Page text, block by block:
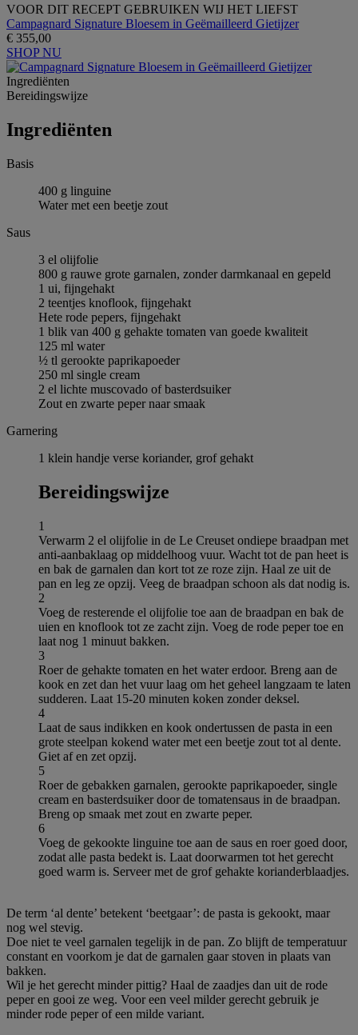
VOOR DIT RECEPT GEBRUIKEN WIJ HET LIEFST
Campagnard Signature Bloesem in Geëmailleerd Gietijzer
€ 355,00
SHOP NU
Ingrediёnten
Bereidingswijze
Ingrediёnten
Basis
400 g linguine
Water met een beetje zout
Saus
3 el olijfolie
800 g rauwe grote garnalen, zonder darmkanaal en gepeld
1 ui, fijngehakt
2 teentjes knoflook, fijngehakt
Hete rode pepers, fijngehakt
1 blik van 400 g gehakte tomaten van goede kwaliteit
125 ml water
½ tl gerookte paprikapoeder
250 ml single cream
2 el lichte muscovado of basterdsuiker
Zout en zwarte peper naar smaak
Garnering
1 klein handje verse koriander, grof gehakt
Bereidingswijze
1
Verwarm 2 el olijfolie in de Le Creuset ondiepe braadpan met
anti-aanbaklaag op middelhoog vuur. Wacht tot de pan heet is
en bak de garnalen dan kort tot ze roze zijn. Haal ze uit de
pan en leg ze opzij. Veeg de braadpan schoon als dat nodig is.
2
Voeg de resterende el olijfolie toe aan de braadpan en bak de
uien en knoflook tot ze zacht zijn. Voeg de rode peper toe en
laat nog 1 minuut bakken.
3
Roer de gehakte tomaten en het water erdoor. Breng aan de
kook en zet dan het vuur laag om het geheel langzaam te laten
sudderen. Laat 15-20 minuten koken zonder deksel.
4
Laat de saus indikken en kook ondertussen de pasta in een
grote steelpan kokend water met een beetje zout tot al dente.
Giet af en zet opzij.
5
Roer de gebakken garnalen, gerookte paprikapoeder, single
cream en basterdsuiker door de tomatensaus in de braadpan.
Breng op smaak met zout en zwarte peper.
6
Voeg de gekookte linguine toe aan de saus en roer goed door,
zodat alle pasta bedekt is. Laat doorwarmen tot het gerecht
goed warm is. Serveer met de grof gehakte korianderblaadjes.
De term ‘al dente’ betekent ‘beetgaar’: de pasta is gekookt, maar
nog wel stevig.
Doe niet te veel garnalen tegelijk in de pan. Zo blijft de temperatuur
constant en voorkom je dat de garnalen gaar stoven in plaats van
bakken.
Wil je het gerecht minder pittig? Haal de zaadjes dan uit de rode
peper en gooi ze weg. Voor een veel milder gerecht gebruik je
minder rode peper of een milde variant.